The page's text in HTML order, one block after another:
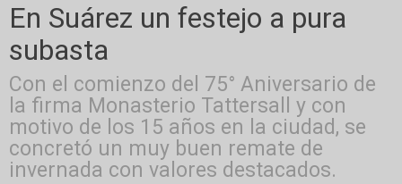
En Suárez un festejo a pura
subasta
Con el comienzo del 75° Aniversario de
la firma Monasterio Tattersall y con
motivo de los 15 años en la ciudad, se
concretó un muy buen remate de
invernada con valores destacados.